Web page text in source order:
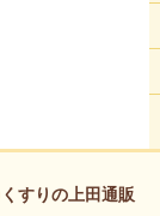
くすりの上田通販